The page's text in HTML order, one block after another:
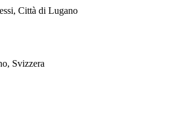
Città di Lugano
Svizzera